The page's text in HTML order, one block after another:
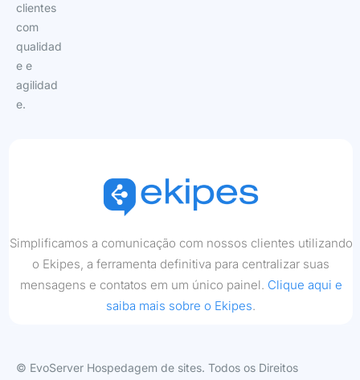
clientes
com
qualidad
e e
agilidad
e.
Simplificamos a comunicação com nossos clientes utilizando
o Ekipes, a ferramenta definitiva para centralizar suas
mensagens e contatos em um único painel. Clique aqui e
saiba mais sobre o Ekipes.
© EvoServer Hospedagem de sites. Todos os Direitos